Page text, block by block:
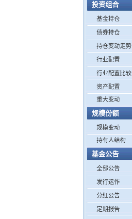
投资组合
基金持仓
债券持仓
持仓变动走势
行业配置
行业配置比较
资产配置
重大变动
规模份额
规模变动
持有人结构
基金公告
全部公告
发行运作
分红公告
定期报告